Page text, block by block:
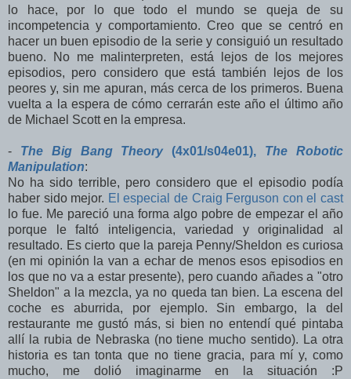
lo hace, por lo que todo el mundo se queja de su
incompetencia y comportamiento. Creo que se centró en
hacer un buen episodio de la serie y consiguió un resultado
bueno. No me malinterpreten, está lejos de los mejores
episodios, pero considero que está también lejos de los
peores y, sin me apuran, más cerca de los primeros. Buena
vuelta a la espera de cómo cerrarán este año el último año
de Michael Scott en la empresa.
- The Big Bang Theory(4x01/s04e01), The Robotic
Manipulation:
No ha sido terrible, pero considero que el episodio podía
haber sido mejor. El especial de Craig Ferguson con el cast
lo fue. Me pareció una forma algo pobre de empezar el año
porque le faltó inteligencia, variedad y originalidad al
resultado. Es cierto que la pareja Penny/Sheldon es curiosa
(en mi opinión la van a echar de menos esos episodios en
los que no va a estar presente), pero cuando añades a "otro
Sheldon" a la mezcla, ya no queda tan bien. La escena del
coche es aburrida, por ejemplo. Sin embargo, la del
restaurante me gustó más, si bien no entendí qué pintaba
allí la rubia de Nebraska (no tiene mucho sentido). La otra
historia es tan tonta que no tiene gracia, para mí y, como
mucho, me dolió imaginarme en la situación :P